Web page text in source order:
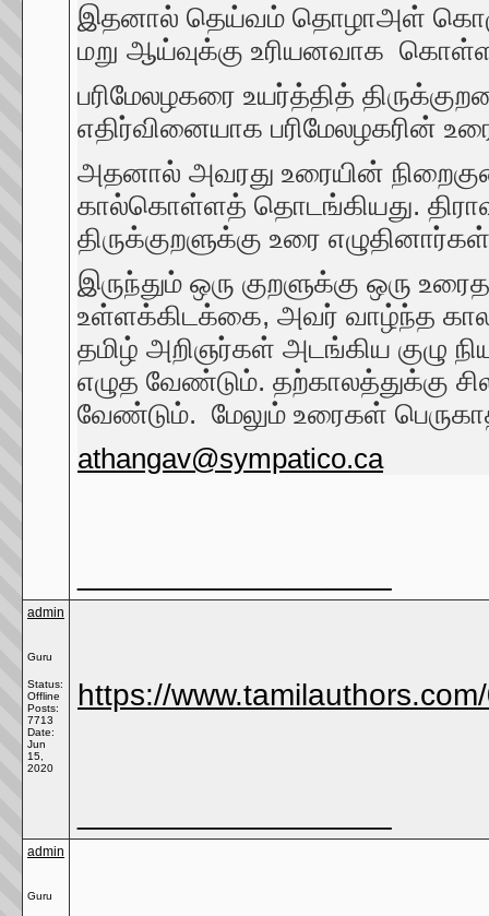
இதனால் தெய்வம் தொழாஅள்
மறு ஆய்வுக்கு உரியனவாக
பரிமேலழகரை உயர்த்தித்
எதிர்வினையாக பரிமேலழகரின்
அதனால் அவரது உரையின்
கால்கொள்ளத் தொடங்கியது.
திருக்குறளுக்கு உரை
இருந்தும் ஒரு குறளுக்கு ஒரு
உள்ளக்கிடக்கை, அவர் வாழ்ந்த
தமிழ் அறிஞர்கள் அடங்கிய குழு
எழுத வேண்டும். தற்காலத்துக்கு
வேண்டும். மேலும் உரைகள்
athangav@sympatico.ca
admin
Guru
Status:
Offline
Posts:
7713
Date:
Jun
15,
2020
https://
admin
Guru